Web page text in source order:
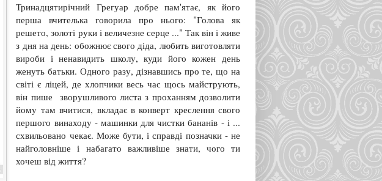
Тринадцятирічний Грегуар добре пам'ятає, як його
перша вчителька говорила про нього: "Голова як
решето, золоті руки і величезне серце ..." Так він і живе
з дня на день: обожнює свого діда, любить виготовляти
вироби і ненавидить школу, куди його кожен день
женуть батьки. Одного разу, дізнавшись про те, що на
світі є ліцей, де хлопчики весь час щось майструють,
він пише зворушливого листа з проханням дозволити
йому там вчитися, вкладає в конверт креслення свого
першого винаходу - машинки для чистки бананів - і ...
схвильовано чекає. Може бути, і справді позначки - не
найголовніше і набагато важливіше знати, чого ти
хочеш від життя?